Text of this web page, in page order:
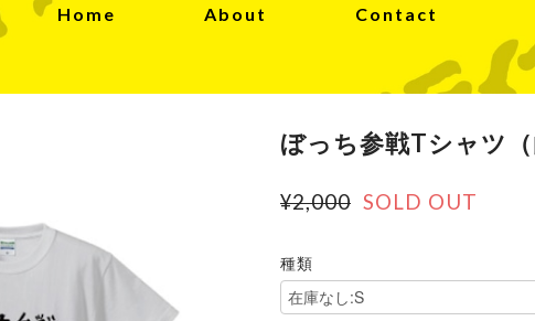
Home About Contact
ぼっち参戦Tシャツ（
¥2,000 SOLD OUT
種類